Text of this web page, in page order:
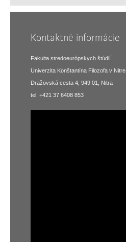
Kontaktné informácie
Fakulta stredoeurópskych štúdií
Univerzita Konštantína Filozofa v Nitre
Dražovská cesta 4, 949 01, Nitra
tel: +421 37 6408 853